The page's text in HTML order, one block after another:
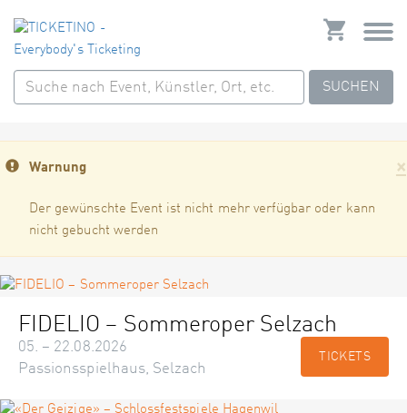
SUCHEN
×
Warnung
Der gewünschte Event ist nicht mehr verfügbar oder kann
nicht gebucht werden
FIDELIO – Sommeroper Selzach
05. – 22.08.2026
Passionsspielhaus, Selzach
TICKETS